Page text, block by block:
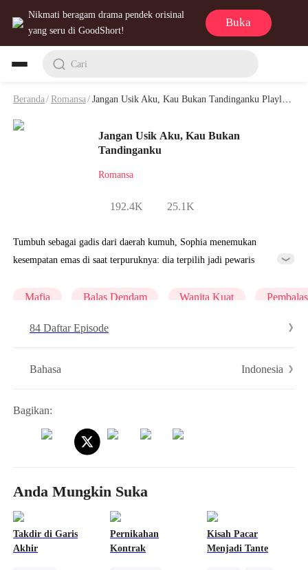
Nikmati beragam drama pendek orisinal
yang seru di GoodShort!
Buka
Cari
Beranda /Romansa /Jangan Usik Aku, Kau Bukan Tandinganku Playlet & Video
Jangan Usik Aku, Kau Bukan
Tandinganku
Romansa
192.4K 25.1K
Tumbuh sebagai gadis dari daerah kumuh, Sophia menemukan
kesempatan emas di saat terpuruknya: dia terpilih jadi pewaris
tetapi berbahaya ini, dia harus menghadapi banyak cobaan. Meski ada
pengorbanan. Sophia harus andalkan usahanya sendiri untuk benar-
Mafia Balas Dendam Wanita Kuat
84 Daftar Episode
Bahasa Indonesia
Bagikan:
Anda Mungkin Suka
Takdir di Garis
Akhir
Pernikahan
Kontrak
Kisah Pacar
Menjadi Tante